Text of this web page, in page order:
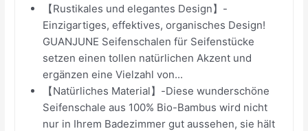
【Rustikales und elegantes Design】-
Einzigartiges, effektives, organisches Design!
GUANJUNE Seifenschalen für Seifenstücke
setzen einen tollen natürlichen Akzent und
ergänzen eine Vielzahl von...
【Natürliches Material】-Diese wunderschöne
Seifenschale aus 100% Bio-Bambus wird nicht
nur in Ihrem Badezimmer gut aussehen, sie hält